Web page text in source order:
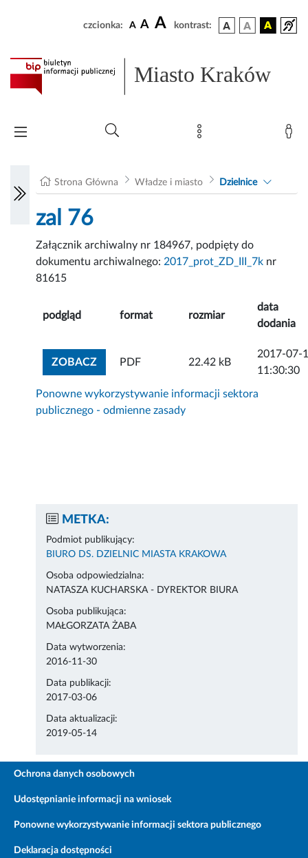
czcionka: A A A kontrast:
Miasto Kraków
Strona Główna Władze i miasto Dzielnice
zal 76
Załącznik archiwalny nr 184967, podpięty do
dokumentu archiwalnego: 2017_prot_ZD_III_7k nr
81615
podgląd format rozmiar
data
dodania
ZOBACZZOBACZ ZAŁĄCZNIK
PDF 22.42 kB
2017-07-
11:30:30
Ponowne wykorzystywanie informacji sektora
publicznego - odmienne zasady
METKA:
Podmiot publikujący:
BIURO DS. DZIELNIC MIASTA KRAKOWA
Osoba odpowiedzialna:
NATASZA KUCHARSKA - DYREKTOR BIURA
Osoba publikująca:
MAŁGORZATA ŻABA
Data wytworzenia:
2016-11-30
Data publikacji:
2017-03-06
Data aktualizacji:
2019-05-14
Ochrona danych osobowych
Udostępnianie informacji na wniosek
Ponowne wykorzystywanie informacji sektora publicznego
Deklaracja dostępności